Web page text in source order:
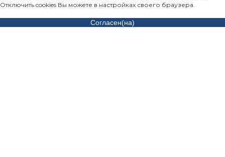
Отключить cookies Вы можете в настройках своего браузера.
Согласен(на)